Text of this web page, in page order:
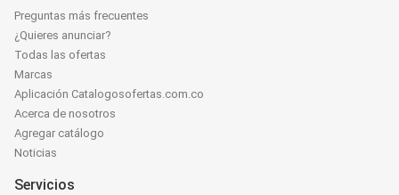
Preguntas más frecuentes
¿Quieres anunciar?
Todas las ofertas
Marcas
Aplicación Catalogosofertas.com.co
Acerca de nosotros
Agregar catálogo
Noticias
Servicios